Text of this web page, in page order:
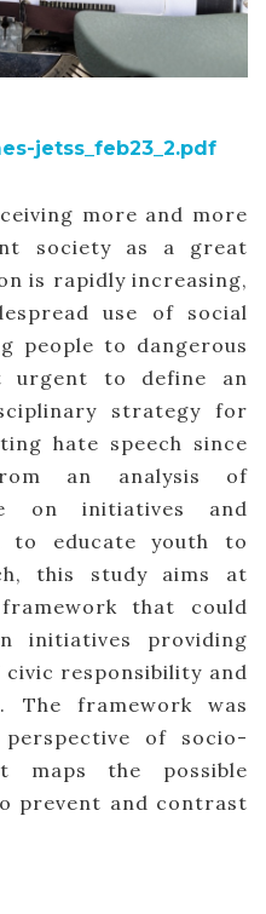
jetss_feb23_2.pdf
more and more
society as a great
is rapidly increasing,
use of social
people to dangerous
urgent to define an
strategy for
hate speech since
an analysis of
on initiatives and
to educate youth to
this study aims at
that could
initiatives providing
responsibility and
The framework was
of socio-
maps the possible
prevent and contrast